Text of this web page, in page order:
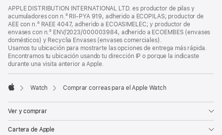
APPLE DISTRIBUTION INTERNATIONAL LTD. es productor de pilas y
acumuladores con n.º RII-PYA 919, adherido a ECOPILAS; productor de
AEE con n.º RAEE 4047, adherido a ECOASIMELEC; y productor de
envases con n.º ENV/2023/000003984, adherido a ECOEMBES (envases
domésticos) y Recyclia Envases (envases comerciales).
Usamos tu ubicación para mostrarte las opciones de entrega más rápida.
Encontramos tu ubicación usando tu dirección IP o porque la indicaste
durante una visita anterior a Apple.
Watch Comprar correas para el Apple Watch
Ver y comprar
Cartera de Apple